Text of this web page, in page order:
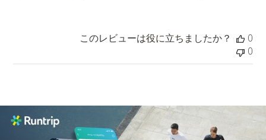
このレビューは役に立ちましたか？
0
0